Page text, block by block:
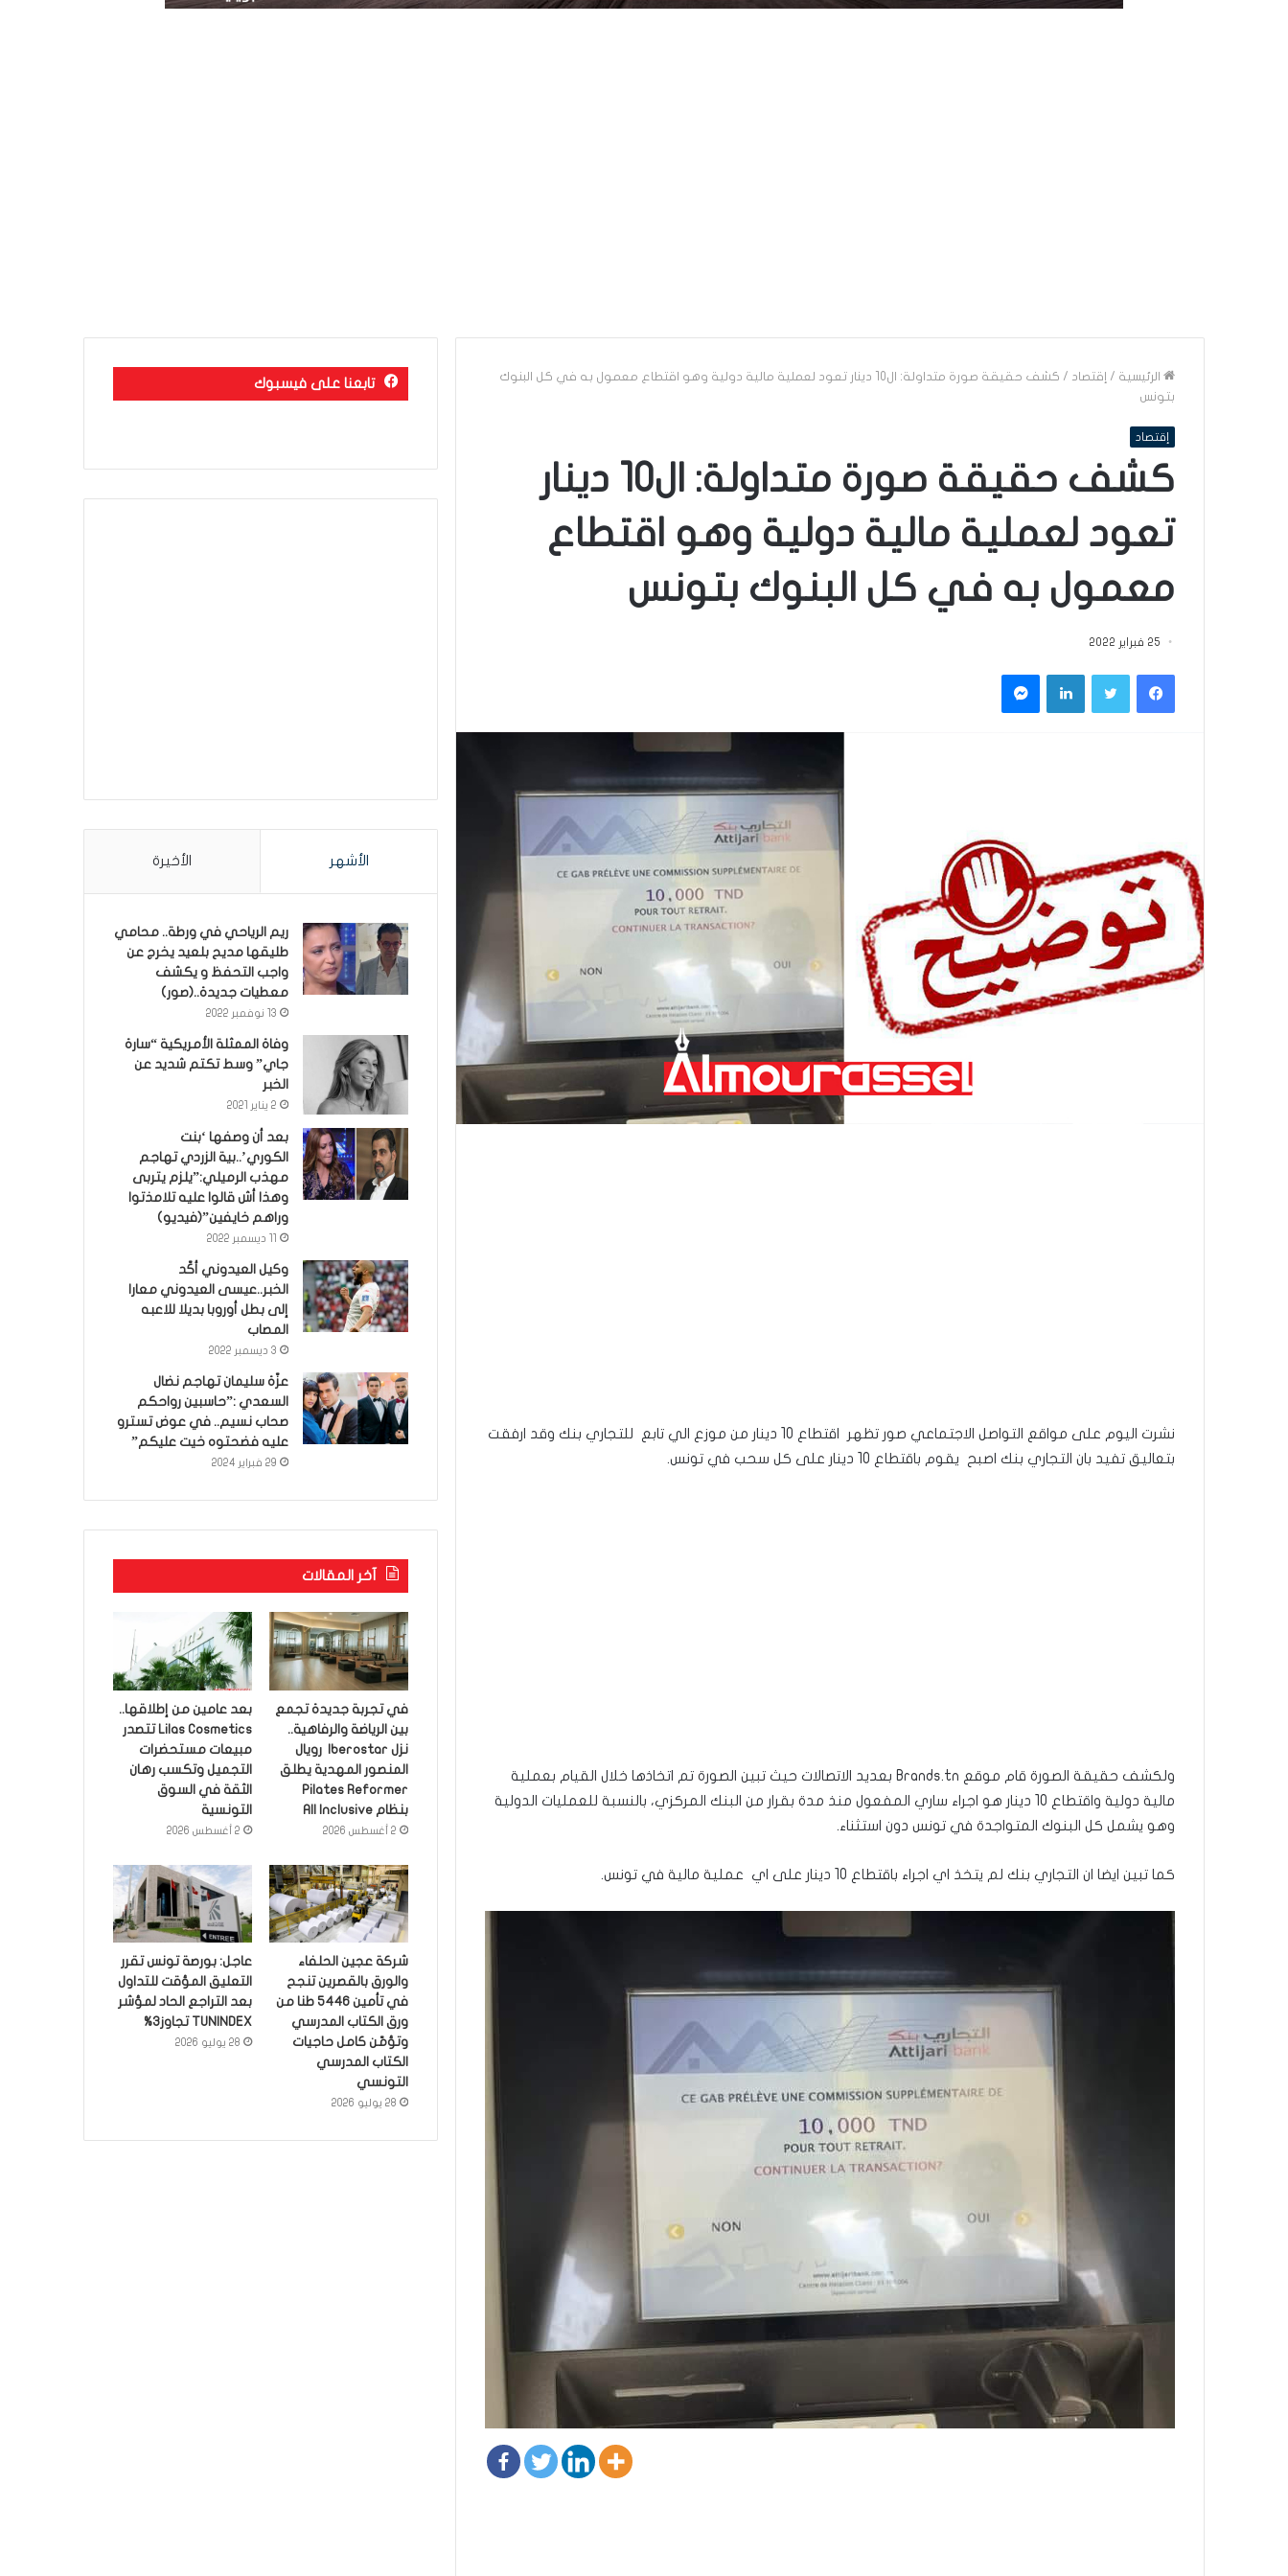
الرئيسية / إقتصاد /
كشف حقيقة صورة متداولة: ال10 دينار تعود لعملية مالية دولية وهو اقتطاع معمول به في كل البنوك
بتونس
إقتصاد
كشف حقيقة صورة متداولة: ال10 دينار
تعود لعملية مالية دولية وهو اقتطاع
معمول به في كل البنوك بتونس
25 فبراير 2022
فيسبوكتويتر لينكدإن ماسنجر
نشرت اليوم على مواقع التواصل الاجتماعي صور تظهر اقتطاع 10 دينار من موزع الي تابع للتجاري بنك وقد ارفقت
بتعاليق تفيد بان التجاري بنك اصبح يقوم باقتطاع 10 دينار على كل سحب في تونس.
ولكشف حقيقة الصورة قام موقع Brands.tn بعديد الاتصالات حيث تبين الصورة تم اتخاذها خلال القيام بعملية
مالية دولية واقتطاع 10 دينار هو اجراء ساري المفعول منذ مدة بقرار من البنك المركزي، بالنسبة للعمليات الدولية
وهو يشمل كل البنوك المتواجدة في تونس دون استثناء.
كما تبين ايضا ان التجاري بنك لم يتخذ اي اجراء باقتطاع 10 دينار على اي عملية مالية في تونس.
تابعنا على فيسبوك
الأشهر الأخيرة
ريم الرياحي في ورطة.. محامي
طليقها مديح بلعيد يخرج عن
واجب التحفظ و يكشف
معطيات جديدة..(صور)
13 نوفمبر 2022
وفاة الممثلة الأمريكية “سارة
جاي” وسط تكتم شديد عن
الخبر
2 يناير 2021
بعد أن وصفها ‘بنت
الكوري’..بية الزردي تهاجم
مهذب الرميلي:”يلزم يتربى
وهذا أش قالوا عليه تلامذتوا
وراهم خايفين”(فيديو)
وكيل العيدوني أكّد
الخبر..عيسى العيدوني معارا
إلى بطل أوروبا بديلا للاعبه
المصاب
3 ديسمبر 2022
عزّة سليمان تهاجم نضال
السعدي :”حاسبين رواحكم
صحاب نسيم.. في عوض تسترو
عليه فضحتوه خيت عليكم”
29 فبراير 2024
آخر المقالات
في تجربة جديدة تجمع
بين الرياضة والرفاهية..
نزل Iberostar رويال
المنصور المهدية يطلق
Pilates Reformer
بنظام All Inclusive
2 أغسطس 2026
بعد عامين من إطلاقها..
Lilas Cosmetics تتصدر
مبيعات مستحضرات
التجميل وتكسب رهان
الثقة في السوق
التونسية
2 أغسطس 2026
شركة عجين الحلفاء
والورق بالقصرين تنجح
في تأمين 5446 طنا من
ورق الكتاب المدرسي
وتؤمّن كامل حاجيات
الكتاب المدرسي
التونسي
28 يوليو 2026
عاجل: بورصة تونس تقرر
التعليق المؤقت للتداول
بعد التراجع الحاد لمؤشر
TUNINDEX تجاوز3%
28 يوليو 2026